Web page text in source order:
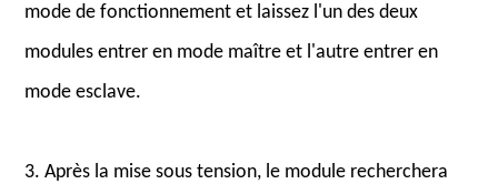
mode de fonctionnement et laissez l'un des deux
modules entrer en mode maître et l'autre entrer en
mode esclave.
3. Après la mise sous tension, le module recherchera